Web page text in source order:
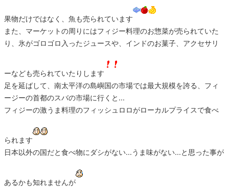
果物だけではなく、魚も売られています
また、マーケットの周りにはフィジー料理のお惣菜が売られていた
り、氷がゴロゴロ入ったジュースや、インドのお菓子、アクセサリ
ーなども売られていたりします
足を延ばして、南太平洋の島嶼国の市場では最大規模を誇る、フィ
ージーの首都のスバの市場に行くと...
フィジーの激うま料理のフィッシュロロがローカルプライスで食べ
られます
日本以外の国だと食べ物にダシがない...うま味がない...と思った事が
あるかも知れませんが